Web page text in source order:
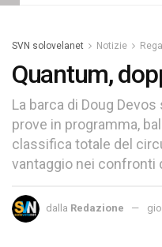
SVN solovelanet Notizie
Quantum,
La barca di Doug
prove in programma,
classifica totale del
vantaggio nei confronti
dalla Redazione